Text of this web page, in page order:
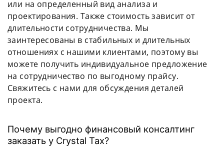
или на определенный вид анализа и
проектирования. Также стоимость зависит от
длительности сотрудничества. Мы
заинтересованы в стабильных и длительных
отношениях с нашими клиентами, поэтому вы
можете получить индивидуальное предложение
на сотрудничество по выгодному прайсу.
Свяжитесь с нами для обсуждения деталей
проекта.
Почему выгодно финансовый консалтинг
заказать у Crystal Tax?